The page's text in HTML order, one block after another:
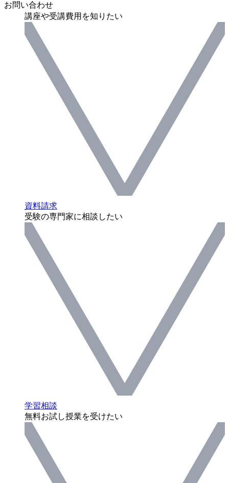
お問い合わせ
講座や受講費用を知りたい
資料請求
受験の専門家に相談したい
学習相談
無料お試し授業を受けたい